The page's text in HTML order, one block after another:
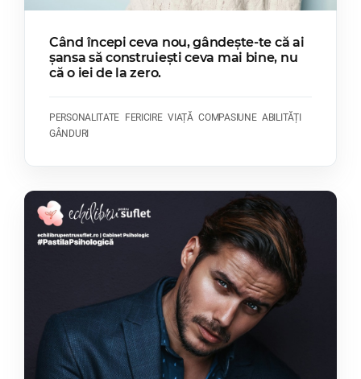
Când începi ceva nou, gândește-te că ai
șansa să construiești ceva mai bine, nu
că o iei de la zero.
PERSONALITATE FERICIRE VIAȚĂ COMPASIUNE ABILITĂȚI
GÂNDURI